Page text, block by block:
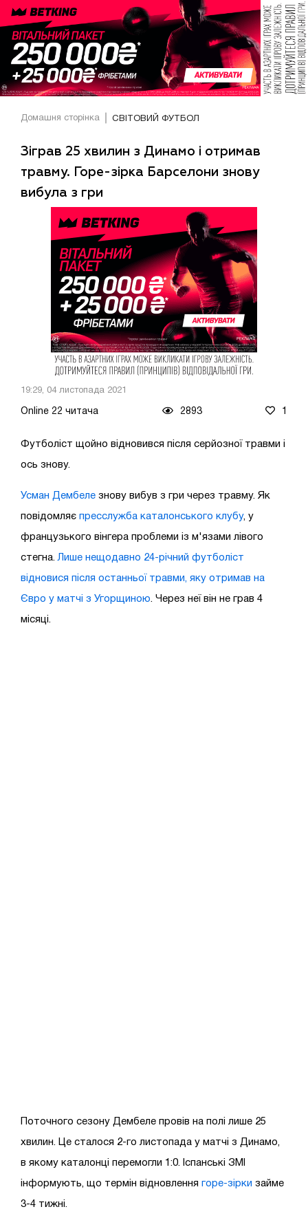
Домашня сторінка СВІТОВИЙ ФУТБОЛ
Зіграв 25 хвилин з Динамо і отримав
травму. Горе-зірка Барселони знову
вибула з гри
19:29, 04 листопада 2021
Online 22 читача 2893 1
Футболіст щойно відновився після серйозної травми і
ось знову.
Усман Дембеле знову вибув з гри через травму. Як
повідомляє пресслужба каталонського клубу, у
французького вінгера проблеми із м'язами лівого
стегна. Лише нещодавно 24-річний футболіст
відновися після останньої травми, яку отримав на
Євро у матчі з Угорщиною . Через неї він не грав 4
місяці.
Поточного сезону Дембеле провів на полі лише 25
хвилин. Це сталося 2-го листопада у матчі з Динамо,
в якому каталонці перемогли 1:0. Іспанські ЗМІ
інформують, що термін відновлення горе-зірки займе
3-4 тижні.